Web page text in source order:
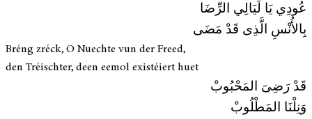
عُودِي يَا لَيَالِي الرِّضَا
بِالأُنْسِ الَّذِى قَدْ مَضَى
Bréng zréck, O Nuechte vun der Freed,
den Tréischter, deen eemol existéiert huet
قَدْ رَضِىَ المَحْبُوبْ
وَنِلْنَا المَطْلُوبْ